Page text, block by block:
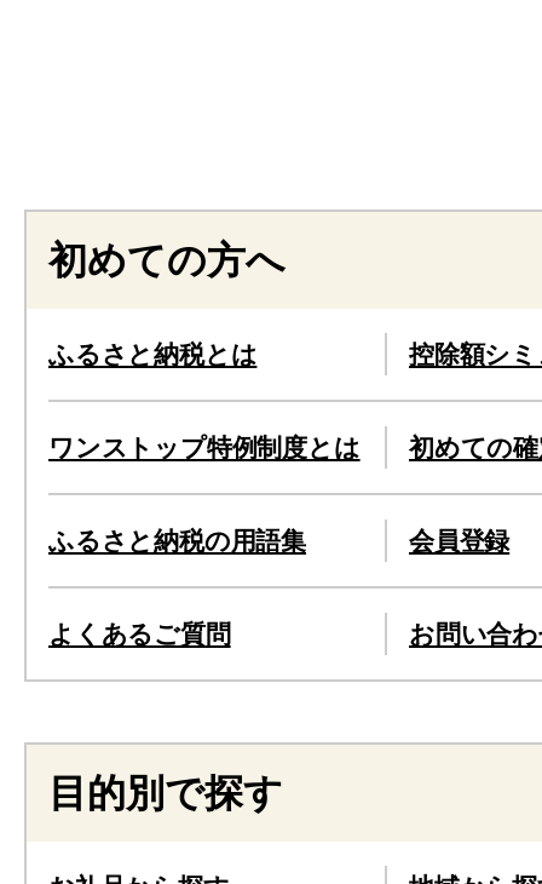
初めての方へ
ふるさと納税とは 控除額シ
ワンストップ特例制度とは 初めての
ふるさと納税の用語集 会員登録
よくあるご質問 お問い合
目的別で探す